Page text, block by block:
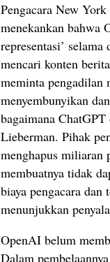
Pengacara New
menekankan bahwa
representasi’
mencari konten
meminta pengadilan
menyembunyikan
bagaimana
Lieberman. Pihak
menghapus miliaran
membuatnya tidak
biaya pengacara
menunjukkan
OpenAI belum
Dalam